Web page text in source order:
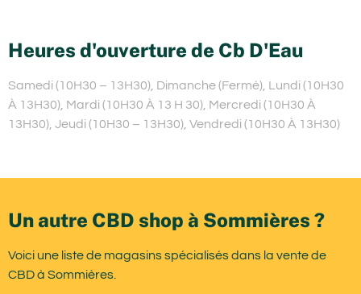
Heures d'ouverture de Cb D'Eau
Samedi (10H30 – 13H30), Dimanche (Fermé), Lundi (10H30
À 13H30), Mardi (10H30 À 13 H 30), Mercredi (10H30 À
13H30), Jeudi (10H30 – 13H30), Vendredi (10H30 À 13H30)
Un autre CBD shop à Sommières ?
Voici une liste de magasins spécialisés dans la vente de
CBD à Sommières.